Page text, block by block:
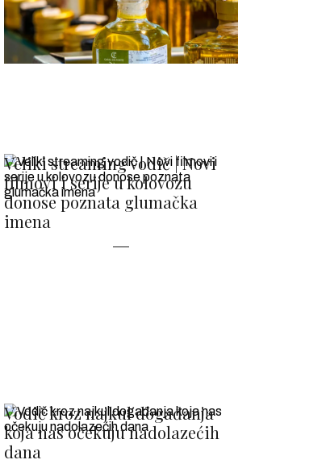
Veliki streaming vodič | Novi
filmovi i serije u kolovozu
donose poznata glumačka
imena
Vodič kroz najkul događanja
koja nas očekuju nadolazećih
dana